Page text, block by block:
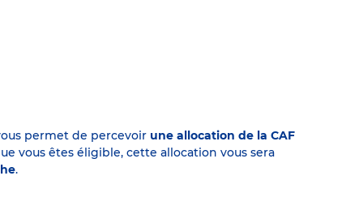
permet de percevoir une allocation de la CAF
vous êtes éligible, cette allocation vous sera
.